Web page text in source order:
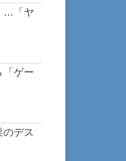
…「ヤ
ゲー
デス